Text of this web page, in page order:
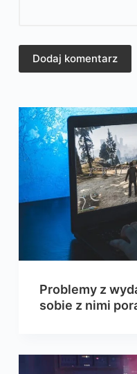
Dodaj komentarz
Problemy z
sobie z nimi